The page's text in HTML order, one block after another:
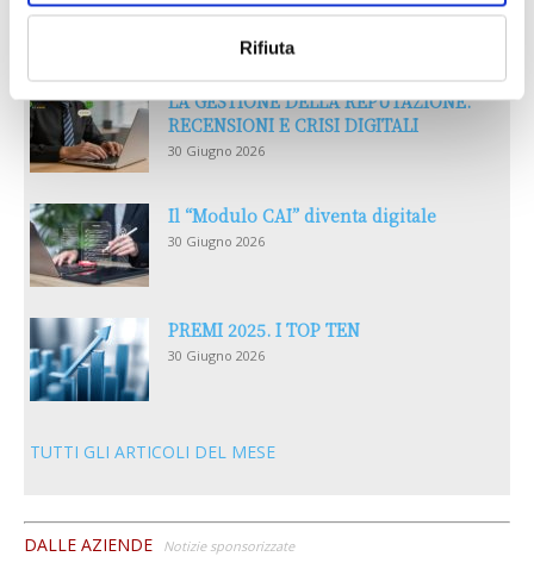
Rifiuta
30 Giugno 2026
LA GESTIONE DELLA REPUTAZIONE.
RECENSIONI E CRISI DIGITALI
30 Giugno 2026
Il “Modulo CAI” diventa digitale
30 Giugno 2026
PREMI 2025. I TOP TEN
30 Giugno 2026
TUTTI GLI ARTICOLI DEL MESE
DALLE AZIENDE Notizie sponsorizzate